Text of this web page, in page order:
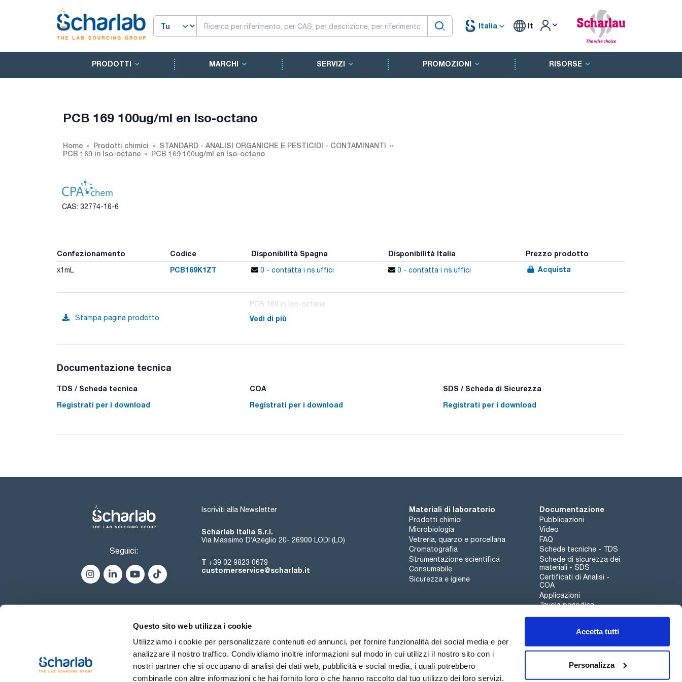
Questo sito web utilizza i cookie
Utilizziamo i cookie per personalizzare contenuti ed annunci, per fornire funzionalità dei social media e per
analizzare il nostro traffico. Condividiamo inoltre informazioni sul modo in cui utilizzi il nostro sito con i
nostri partner che si occupano di analisi dei dati web, pubblicità e social media, i quali potrebbero
combinarle con altre informazioni che hai fornito loro o che hanno raccolto dal tuo utilizzo dei loro servizi.
Accetta tutti
Personalizza
Italia It
PRODOTTI MARCHI SERVIZI PROMOZIONI RISORSE
PCB 169 100ug/ml en Iso-octano
Home Prodotti chimici
STANDARD - ANALISI ORGANICHE E PESTICIDI - CONTAMINANTI
PCB 169 in Iso-octane
PCB 169 100ug/ml en Iso-octano
CAS: 32774-16-6
Confezionamento Codice Disponibilità Spagna Disponibilità Italia Prezzo prodotto
x1mL PCB169K1ZT 0 - contatta i ns.uffici 0 - contatta i ns.uffici Acquista
Stampa pagina prodotto
PCB 169 in Iso-octane
Vedi di più
Documentazione tecnica
TDS / Scheda tecnica
Registrati per i download
COA
Registrati per i download
SDS / Scheda di Sicurezza
Registrati per i download
Seguici:
Iscriviti alla Newsletter
Scharlab Italia S.r.l.
Via Massimo D’Azeglio 20- 26900 LODI (LO)
T +39 02 9823 0679
customerservice@scharlab.it
Materiali di laboratorio
Prodotti chimici
Microbiologia
Vetreria, quarzo e porcellana
Cromatografia
Strumentazione scientifica
Consumabile
Sicurezza e igiene
Documentazione
Pubblicazioni
Video
FAQ
Schede tecniche - TDS
Schede di sicurezza dei
materiali - SDS
Certificati di Analisi -
COA
Applicazioni
Tavola periodica
Canale di segnalazioni
Chi siamo Eventi Contatto Novità